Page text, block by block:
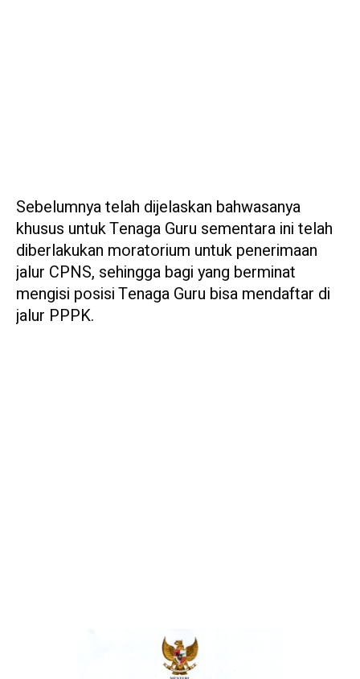
Sebelumnya telah dijelaskan bahwasanya
khusus untuk Tenaga Guru sementara ini telah
diberlakukan moratorium untuk penerimaan
jalur CPNS, sehingga bagi yang berminat
mengisi posisi Tenaga Guru bisa mendaftar di
jalur PPPK.